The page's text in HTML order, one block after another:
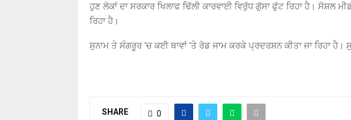
ਹੁਣ ਲੋਕਾਂ ਦਾ ਸਰਕਾਰ ਖਿਲਾਫ ਢਿੱਲੀ ਕਾਰਵਾਈ ਵਿਰੁੱਧ ਗੁੱਸਾ ਫੁੱਟ ਰਿਹਾ ਹੈ। ਸੋਸ਼ਲ
ਰਿਹਾ ਹੈ।
ਸੁਨਾਮ ਤੇ ਸੰਗਰੂਰ ‘ਚ ਕਈ ਥਾਵਾਂ ‘ਤੇ ਰੋਡ ਜਾਮ ਕਰਕੇ ਪ੍ਰਦਰਸ਼ਨ ਕੀਤਾ ਜਾ ਰਿਹਾ ਹੈ।
SHARE 0